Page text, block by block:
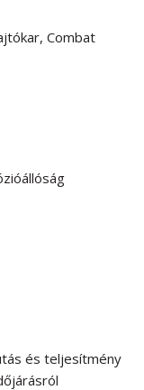
Combat
és teljesítmény